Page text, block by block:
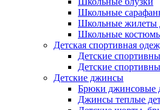
Школьные
Школьные жилеты
Школьные
Детская спортивная
Детские
Детские
Детские джинсы
Брюки джинсовые
Джинсы теплые